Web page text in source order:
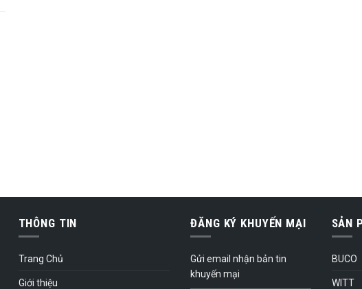
THÔNG TIN
Trang Chủ
Giới thiệu
ĐĂNG KÝ KHUYẾN MẠI
Gửi email nhận bản tin
khuyến mại
SẢN
BUCO
WITT